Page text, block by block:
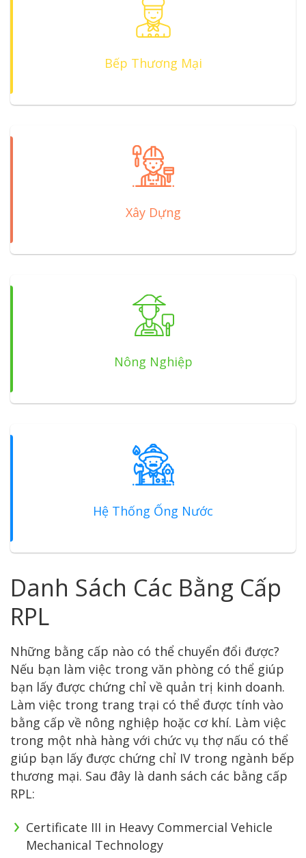
Bếp Thương Mại
Xây Dựng
Nông Nghiệp
Hệ Thống Ống Nước
Danh Sách Các Bằng Cấp
RPL
Những bằng cấp nào có thể chuyển đổi được?
Nếu bạn làm việc trong văn phòng có thể giúp
bạn lấy được chứng chỉ về quản trị kinh doanh.
Làm việc trong trang trại có thể được tính vào
bằng cấp về nông nghiệp hoặc cơ khí. Làm việc
trong một nhà hàng với chức vụ thợ nấu có thể
giúp bạn lấy được chứng chỉ IV trong ngành bếp
thương mại. Sau đây là danh sách các bằng cấp
RPL:
Certificate III in Heavy Commercial Vehicle
Mechanical Technology